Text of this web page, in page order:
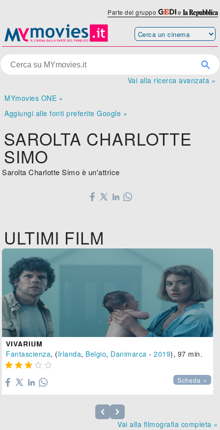
Parte del gruppo e
Vai alla ricerca avanzata »
MYmovies ONE »
Aggiungi alle fonti preferite Google »
SAROLTA CHARLOTTE
SIMO
Sarolta Charlotte Simo è un'attrice
ULTIMI FILM
VIVARIUM
Fantascienza, (Irlanda, Belgio, Danimarca -2019), 97 min.
    
Scheda »
Vai alla filmografia completa »